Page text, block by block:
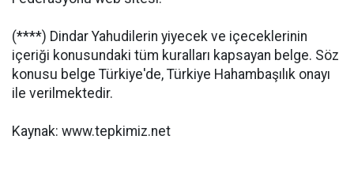
(****) Dindar Yahudilerin yiyecek ve içeceklerinin
içeriği konusundaki tüm kuralları kapsayan belge. Söz
konusu belge Türkiye'de, Türkiye Hahambaşılık onayı
ile verilmektedir.
Kaynak: www.tepkimiz.net